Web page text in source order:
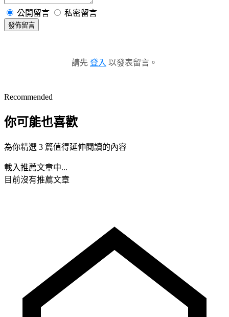
公開留言 私密留言
發佈留言
請先 登入 以發表留言。
Recommended
你可能也喜歡
為你精選 3 篇值得延伸閱讀的內容
載入推薦文章中...
目前沒有推薦文章